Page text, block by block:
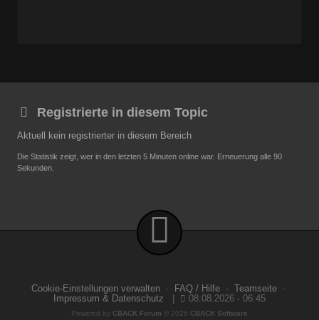
Registrierte in diesem Topic
Aktuell kein registrierter in diesem Bereich
Die Statistik zeigt, wer in den letzten 5 Minuten online war. Erneuerung alle 90
Sekunden.
Cookie-Einstellungen verwalten· FAQ / Hilfe· Teamseite·
Impressum & Datenschutz
08.08.2026 - 06:45
Powered by CBACK Forum © 2026 CBACK Software